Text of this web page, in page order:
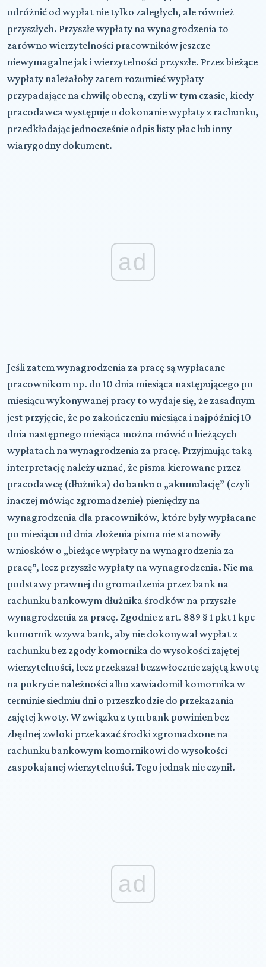
odróżnić od wypłat nie tylko zaległych, ale również
przyszłych. Przyszłe wypłaty na wynagrodzenia to
zarówno wierzytelności pracowników jeszcze
niewymagalne jak i wierzytelności przyszłe. Przez bieżące
wypłaty należałoby zatem rozumieć wypłaty
przypadające na chwilę obecną, czyli w tym czasie, kiedy
pracodawca występuje o dokonanie wypłaty z rachunku,
przedkładając jednocześnie odpis listy płac lub inny
wiarygodny dokument.
ad
Jeśli zatem wynagrodzenia za pracę są wypłacane
pracownikom np. do 10 dnia miesiąca następującego po
miesiącu wykonywanej pracy to wydaje się, że zasadnym
jest przyjęcie, że po zakończeniu miesiąca i najpóźniej 10
dnia następnego miesiąca można mówić o bieżących
wypłatach na wynagrodzenia za pracę. Przyjmując taką
interpretację należy uznać, że pisma kierowane przez
pracodawcę (dłużnika) do banku o „akumulację” (czyli
inaczej mówiąc zgromadzenie) pieniędzy na
wynagrodzenia dla pracowników, które były wypłacane
po miesiącu od dnia złożenia pisma nie stanowiły
wniosków o „bieżące wypłaty na wynagrodzenia za
pracę”, lecz przyszłe wypłaty na wynagrodzenia. Nie ma
podstawy prawnej do gromadzenia przez bank na
rachunku bankowym dłużnika środków na przyszłe
wynagrodzenia za pracę. Zgodnie z art. 889 § 1 pkt 1 kpc
komornik wzywa bank, aby nie dokonywał wypłat z
rachunku bez zgody komornika do wysokości zajętej
wierzytelności, lecz przekazał bezzwłocznie zajętą kwotę
na pokrycie należności albo zawiadomił komornika w
terminie siedmiu dni o przeszkodzie do przekazania
zajętej kwoty. W związku z tym bank powinien bez
zbędnej zwłoki przekazać środki zgromadzone na
rachunku bankowym komornikowi do wysokości
zaspokajanej wierzytelności. Tego jednak nie czynił.
ad